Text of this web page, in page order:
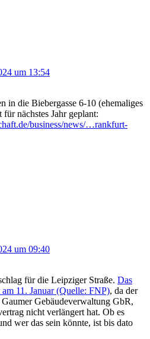
um 13:54
in die Biebergasse 6-10 (ehemaliges
nächstes Jahr geplant:
business/news/…rankfurt-
um 09:40
für die Leipziger Straße. Das
11. Januar (Quelle: FNP), da der
Gebäudeverwaltung GbR,
nicht verlängert hat. Ob es
wer das sein könnte, ist bis dato